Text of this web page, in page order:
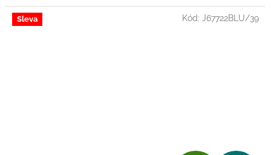
Sleva Kód: J67722BLU/39